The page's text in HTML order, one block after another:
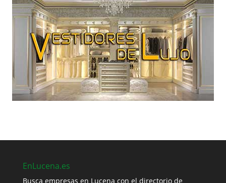
EnLucena.es
Busca empresas en Lucena con el directorio de